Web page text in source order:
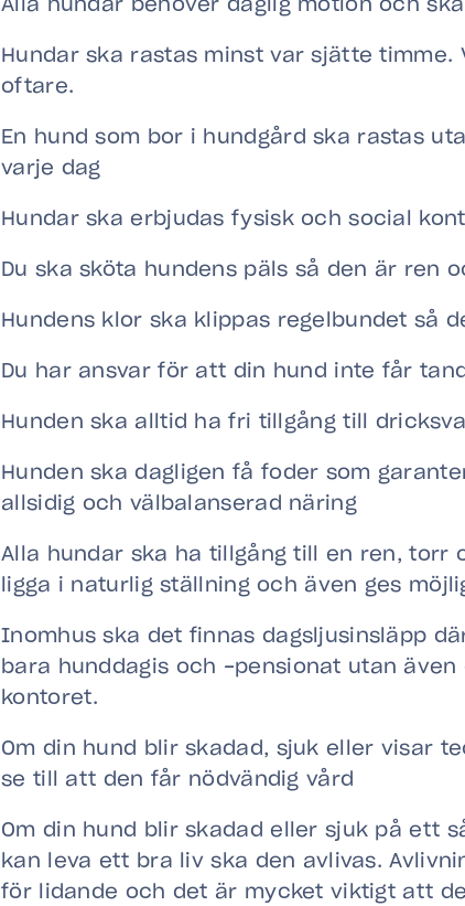
Alla hundar behöver daglig motion och
Hundar ska rastas minst var sjätte
oftare.
En hund som bor i hundgård ska rastas
varje dag
Hundar ska erbjudas fysisk och social
Du ska sköta hundens päls så den är ren
Hundens klor ska klippas regelbundet så
Du har ansvar för att din hund inte får
Hunden ska alltid ha fri tillgång till
Hunden ska dagligen få foder som
allsidig och välbalanserad näring
Alla hundar ska ha tillgång till en ren, torr
ligga i naturlig ställning och även ges
Inomhus ska det finnas dagsljusinsläpp
bara hunddagis och -pensionat utan
kontoret.
Om din hund blir skadad, sjuk eller visar
se till att den får nödvändig vård
Om din hund blir skadad eller sjuk på ett
kan leva ett bra liv ska den avlivas.
för lidande och det är mycket viktigt att